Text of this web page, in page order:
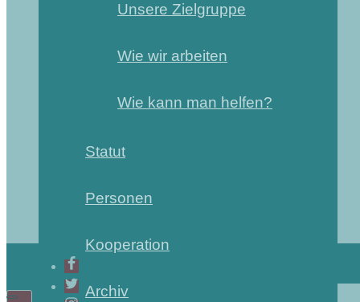
Unsere Zielgruppe
Wie wir arbeiten
Wie kann man helfen?
Statut
Personen
Kooperation
Archiv